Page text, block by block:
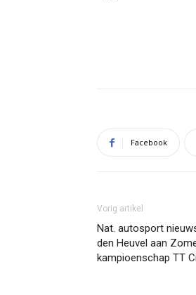
Facebook
Vorig artikel
Nat. autosport
den Heuvel aan
kampioenschap TT